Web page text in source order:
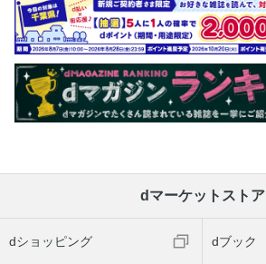
dマーケットストア
dショッピング dブック